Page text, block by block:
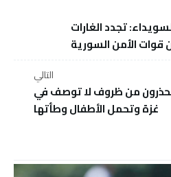
في السويداء: تجدد الغارات
قوات الأمن السورية
التالي
من ظروف لا توصف في
غزة وتحمل الأطفال وطأتها